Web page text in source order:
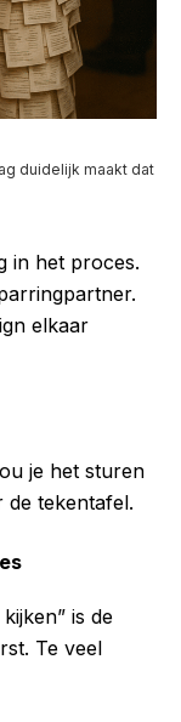
duidelijk maakt dat
in het proces.
elkaar
je het sturen
de tekentafel.
is de
Te veel